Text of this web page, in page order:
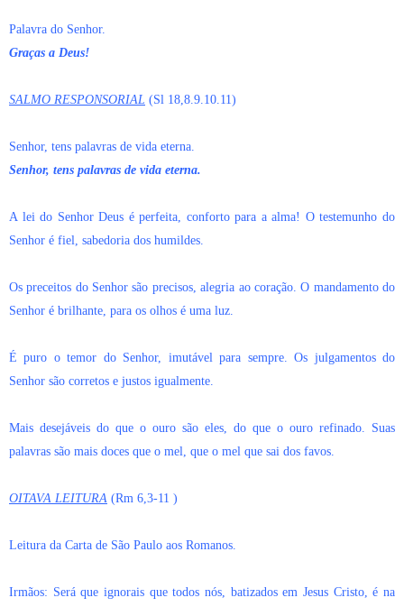
Palavra do Senhor.
Graças a Deus!
SALMO RESPONSORIAL (Sl 18,8.9.10.11)
Senhor, tens palavras de vida eterna.
Senhor, tens palavras de vida eterna.
A lei do Senhor Deus é perfeita, conforto para a alma! O testemunho do
Senhor é fiel, sabedoria dos humildes.
Os preceitos do Senhor são precisos, alegria ao coração. O mandamento do
Senhor é brilhante, para os olhos é uma luz.
É puro o temor do Senhor, imutável para sempre. Os julgamentos do
Senhor são corretos e justos igualmente.
Mais desejáveis do que o ouro são eles, do que o ouro refinado. Suas
palavras são mais doces que o mel, que o mel que sai dos favos.
OITAVA LEITURA (Rm 6,3-11 )
Leitura da Carta de São Paulo aos Romanos.
Irmãos: Será que ignorais que todos nós, batizados em Jesus Cristo, é na